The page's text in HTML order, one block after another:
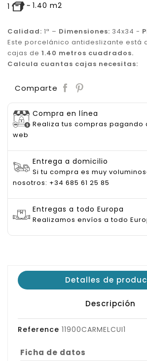
1 ~ 1.40 m2
Calidad: 1ª – Dimensiones: 34x34 -
Este porcelánico antideslizante está
cajas de 1.40 metros cuadrados.
Calcula cuantas cajas necesitas:
Comparte
Compra en línea
Realiza tus compras pagando
web
Entrega a domicilio
Si tu compra es muy
nosotros: +34 685 61 25 85
Entregas a todo Europa
Realizamos envíos a todo
Detalles de
Descripción
Reference 11900CARMELCUI1
Ficha de datos